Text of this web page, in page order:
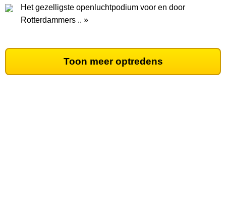
Het gezelligste openluchtpodium voor en door
Rotterdammers .. »
Toon meer optredens